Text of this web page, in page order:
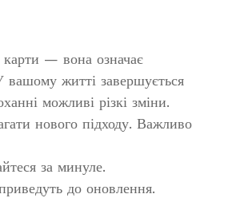
карти — вона означає
житті завершується
можливі різкі зміни.
нового підходу. Важливо
за минуле.
до оновлення.